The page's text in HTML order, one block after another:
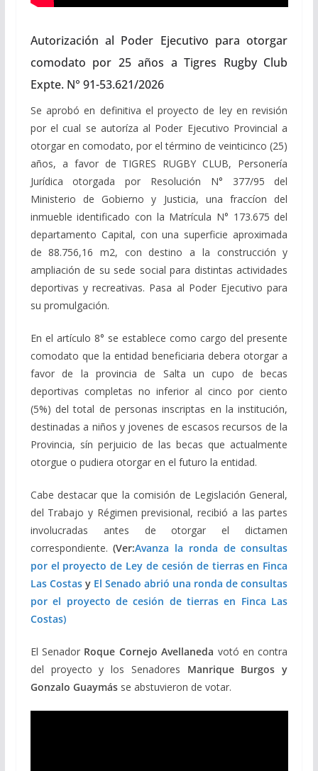
Autorización al Poder Ejecutivo para otorgar
comodato por 25 años a Tigres Rugby Club
Expte. N° 91-53.621/2026
Se aprobó en definitiva el proyecto de ley en revisión
por el cual se autoríza al Poder Ejecutivo Provincial a
otorgar en comodato, por el término de veinticinco (25)
años, a favor de TIGRES RUGBY CLUB, Personería
Jurídica otorgada por Resolución N° 377/95 del
Ministerio de Gobierno y Justicia, una fraccíon del
inmueble identificado con la Matrícula N° 173.675 del
departamento Capital, con una superficie aproximada
de 88.756,16 m2, con destino a la construcción y
ampliación de su sede social para distintas actividades
deportivas y recreativas. Pasa al Poder Ejecutivo para
su promulgación.
En el artículo 8° se establece como cargo del presente
comodato que la entidad beneficiaria debera otorgar a
favor de la provincia de Salta un cupo de becas
deportivas completas no inferior al cinco por ciento
(5%) del total de personas inscriptas en la institución,
destinadas a niños y jovenes de escasos recursos de la
Provincia, sín perjuicio de las becas que actualmente
otorgue o pudiera otorgar en el futuro la entidad.
Cabe destacar que la comisión de Legislación General,
del Trabajo y Régimen previsional, recibió a las partes
involucradas antes de otorgar el dictamen
correspondiente.(Ver:Avanza la ronda de consultas
por el proyecto de Ley de cesión de tierras en Finca
Las Costasy El Senado abrió una ronda de consultas
por el proyecto de cesión de tierras en Finca Las
Costas)
El Senador Roque Cornejo Avellaneda votó en contra
del proyecto y los Senadores Manrique Burgos y
Gonzalo Guaymásse abstuvieron de votar.